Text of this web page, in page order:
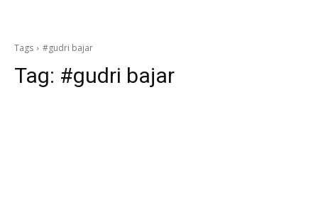
Tags #gudri bajar
Tag: #gudri bajar